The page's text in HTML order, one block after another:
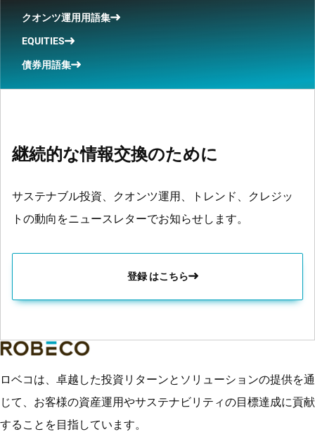
クオンツ運用用語集
EQUITIES
債券用語集
継続的な情報交換のために
サステナブル投資、クオンツ運用、トレンド、クレジッ
トの動向をニュースレターでお知らせします。
登録 はこちら
ロベコは、卓越した投資リターンとソリューションの提供を通
じて、お客様の資産運用やサステナビリティの目標達成に貢献
することを目指しています。